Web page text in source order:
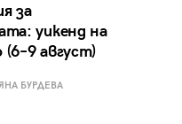
за
уикенд на
август)
БУРДЕВА